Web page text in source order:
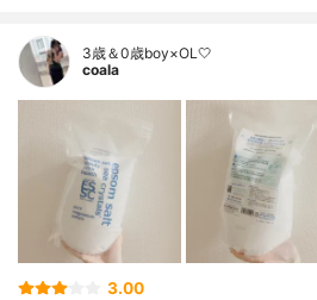
3歳＆0歳boy×OL🤍
coala
3.00